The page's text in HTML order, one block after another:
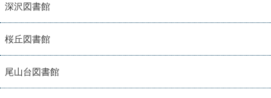
深沢図書館
桜丘図書館
尾山台図書館